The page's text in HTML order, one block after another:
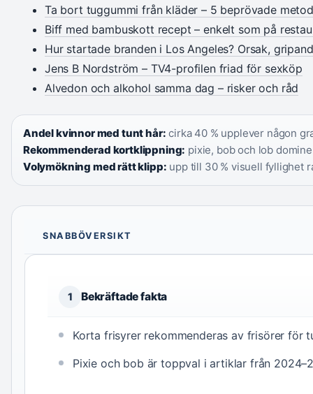
Ta bort tuggummi från kläder – 5 beprövade
Biff med bambuskott recept – enkelt som på
Hur startade branden i Los Angeles? Orsak,
Jens B Nordström – TV4-profilen friad för sexköp
Alvedon och alkohol samma dag – risker och råd
Andel kvinnor med tunt hår: cirka 40 % upplever någon
Rekommenderad kortklippning: pixie, bob och lob
Volymökning med rätt klipp: upp till 30 % visuell fyllighet
SNABBÖVERSIKT
1 Bekräftade fakta
Korta frisyrer rekommenderas av frisörer för
Pixie och bob är toppval i artiklar från